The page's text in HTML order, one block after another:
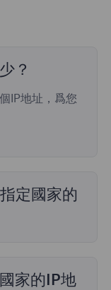
？
IP地址，爲您
定國家的
36個國家的代
家的IP地